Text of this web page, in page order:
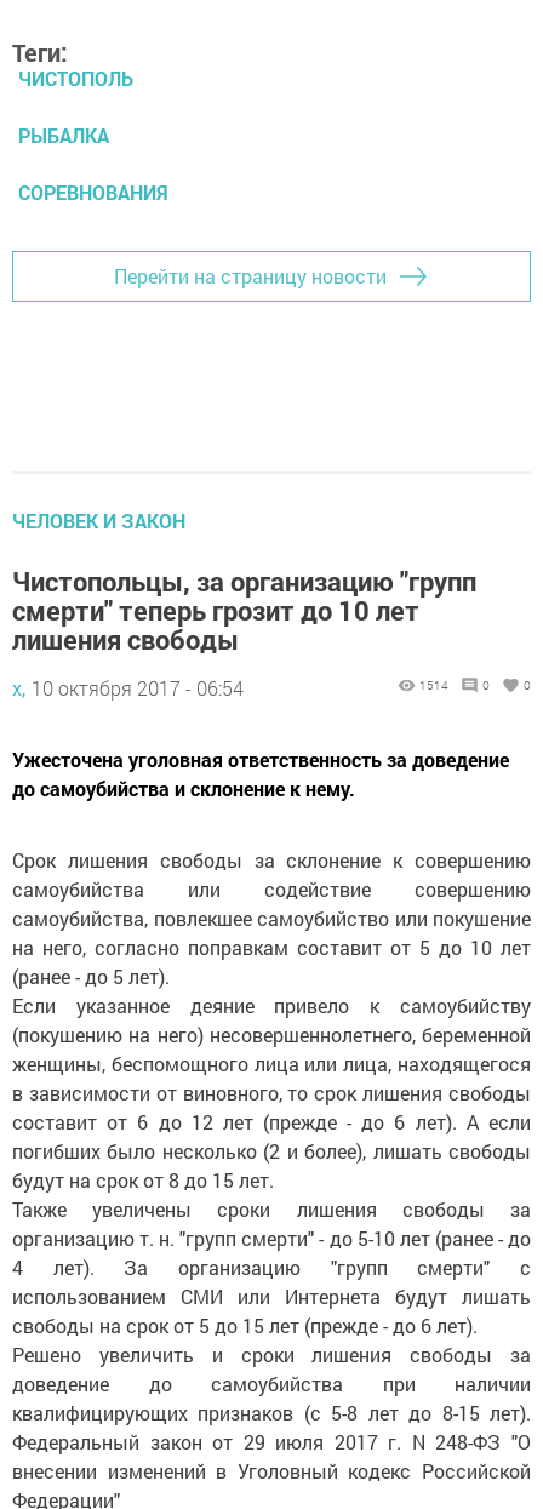
Теги:
ЧИСТОПОЛЬ
РЫБАЛКА
СОРЕВНОВАНИЯ
Перейти на страницу новости
ЧЕЛОВЕК И ЗАКОН
Чистопольцы, за организацию "групп
смерти" теперь грозит до 10 лет
лишения свободы
х, 10 октября 2017 - 06:54 1514 0 0
Ужесточена уголовная ответственность за доведение
до самоубийства и склонение к нему.
Срок лишения свободы за склонение к совершению
самоубийства или содействие совершению
самоубийства, повлекшее самоубийство или покушение
на него, согласно поправкам составит от 5 до 10 лет
(ранее - до 5 лет).
Если указанное деяние привело к самоубийству
(покушению на него) несовершеннолетнего, беременной
женщины, беспомощного лица или лица, находящегося
в зависимости от виновного, то срок лишения свободы
составит от 6 до 12 лет (прежде - до 6 лет). А если
погибших было несколько (2 и более), лишать свободы
будут на срок от 8 до 15 лет.
Также увеличены сроки лишения свободы за
организацию т. н. "групп смерти" - до 5-10 лет (ранее - до
4 лет). За организацию "групп смерти" с
использованием СМИ или Интернета будут лишать
свободы на срок от 5 до 15 лет (прежде - до 6 лет).
Решено увеличить и сроки лишения свободы за
доведение до самоубийства при наличии
квалифицирующих признаков (с 5-8 лет до 8-15 лет).
Федеральный закон от 29 июля 2017 г. N 248-ФЗ "О
внесении изменений в Уголовный кодекс Российской
Федерации"